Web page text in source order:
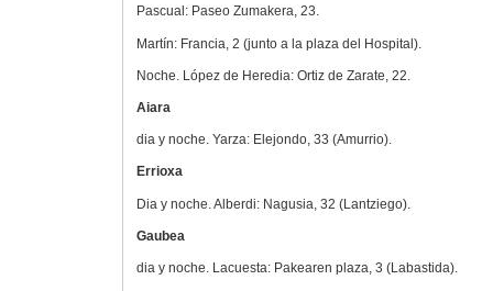
Pascual: Paseo Zumakera, 23.
Martín: Francia, 2 (junto a la plaza del Hospital).
Noche. López de Heredia: Ortiz de Zarate, 22.
Aiara
dia y noche. Yarza: Elejondo, 33 (Amurrio).
Errioxa
Dia y noche. Alberdi: Nagusia, 32 (Lantziego).
Gaubea
dia y noche. Lacuesta: Pakearen plaza, 3 (Labastida).